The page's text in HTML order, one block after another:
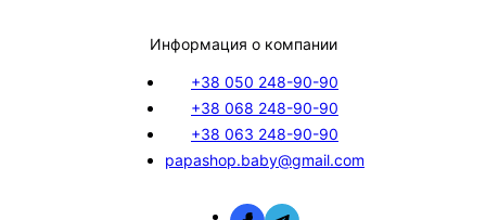
Информация о компании
+38 050 248-90-90
+38 068 248-90-90
+38 063 248-90-90
papashop.baby@gmail.com